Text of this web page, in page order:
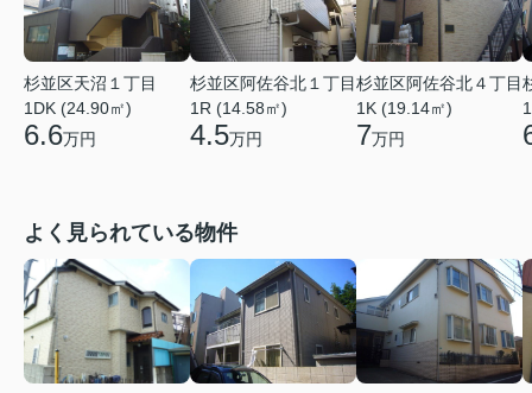
杉並区天沼１丁目
1DK (24.90㎡)
6.6万円
杉並区阿佐谷北１丁目
1R (14.58㎡)
4.5万円
杉並区阿佐谷北４丁目
1K (19.14㎡)
7万円
よく見られている物件